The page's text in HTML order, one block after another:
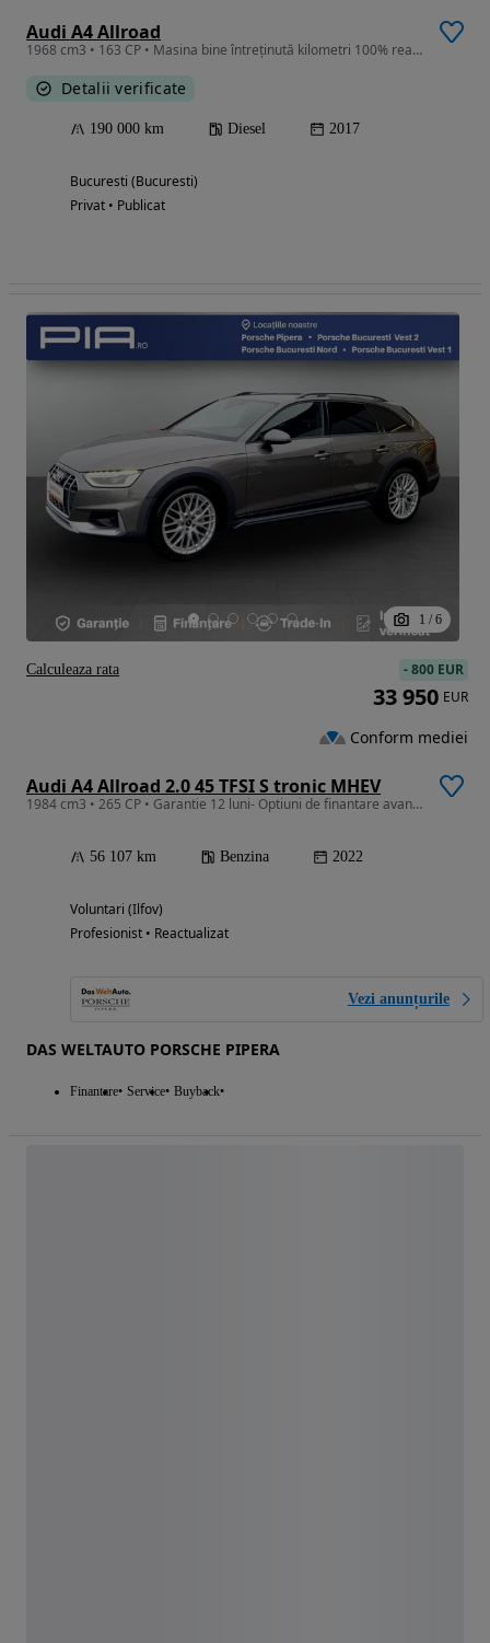
Audi A4 Allroad
1968 cm3 • 163 CP • Masina bine întreținută kilometri 100% reali, unic proprietar în Ro
Detalii verificate
190 000 km Diesel 2017
Bucuresti (Bucuresti)
Privat • Publicat
1 / 6
Audi A4 Allroad 2.0 45 TFSI S tronic MHEV
1984 cm3 • 265 CP • Garantie 12 luni- Optiuni de finantare avantajoase
56 107 km Benzina 2022
Voluntari (Ilfov)
Profesionist • Reactualizat
Vezi anunțurile
DAS WELTAUTO PORSCHE PIPERA
Finantare Service Buyback
-800 EUR
33 950 EUR
Conform mediei
Calculeaza rata